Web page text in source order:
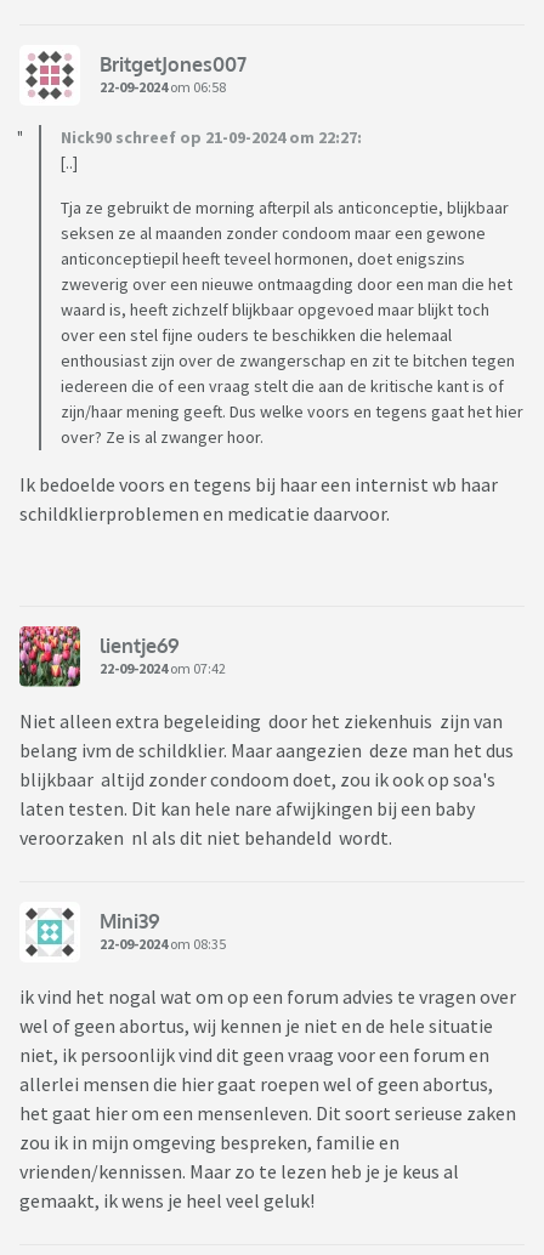
BritgetJones007
22-09-2024om 06:58
Nick90 schreef op 21-09-2024 om 22:27:
[..]
Tja ze gebruikt de morning afterpil als anticonceptie, blijkbaar
seksen ze al maanden zonder condoom maar een gewone
anticonceptiepil heeft teveel hormonen, doet enigszins
zweverig over een nieuwe ontmaagding door een man die het
waard is, heeft zichzelf blijkbaar opgevoed maar blijkt toch
over een stel fijne ouders te beschikken die helemaal
enthousiast zijn over de zwangerschap en zit te bitchen tegen
iedereen die of een vraag stelt die aan de kritische kant is of
zijn/haar mening geeft. Dus welke voors en tegens gaat het hier
over? Ze is al zwanger hoor.
Ik bedoelde voors en tegens bij haar een internist wb haar
schildklierproblemen en medicatie daarvoor.
lientje69
22-09-2024om 07:42
Niet alleen extra begeleiding door het ziekenhuis zijn van
belang ivm de schildklier. Maar aangezien deze man het dus
blijkbaar altijd zonder condoom doet, zou ik ook op soa's
laten testen. Dit kan hele nare afwijkingen bij een baby
veroorzaken nl als dit niet behandeld wordt.
Mini39
22-09-2024om 08:35
ik vind het nogal wat om op een forum advies te vragen over
wel of geen abortus, wij kennen je niet en de hele situatie
niet, ik persoonlijk vind dit geen vraag voor een forum en
allerlei mensen die hier gaat roepen wel of geen abortus,
het gaat hier om een mensenleven. Dit soort serieuse zaken
zou ik in mijn omgeving bespreken, familie en
vrienden/kennissen. Maar zo te lezen heb je je keus al
gemaakt, ik wens je heel veel geluk!